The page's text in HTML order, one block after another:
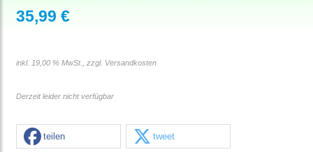
35,99 €
inkl. 19,00 % MwSt., zzgl. Versandkosten
Derzeit leider nicht verfügbar
teilen tweet